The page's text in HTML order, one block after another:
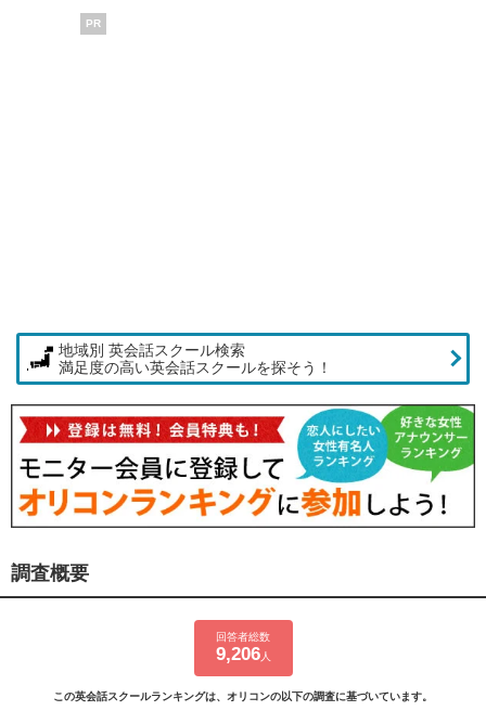
PR
地域別 英会話スクール検索
満足度の高い英会話スクールを探そう！
調査概要
回答者総数
9,206人
この英会話スクールランキングは、オリコンの以下の調査に基づいています。